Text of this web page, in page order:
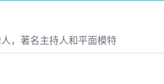
，著名主持人和平面模特